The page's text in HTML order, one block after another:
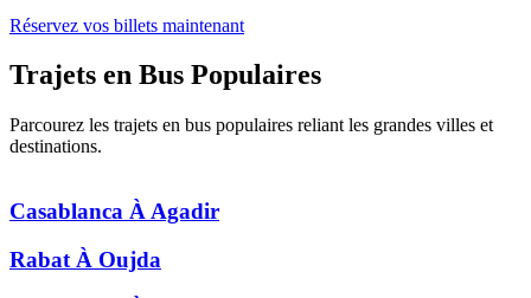
Réservez vos billets maintenant
Trajets en Bus Populaires
Parcourez les trajets en bus populaires reliant les grandes villes et
destinations.
Casablanca À Agadir
Rabat À Oujda